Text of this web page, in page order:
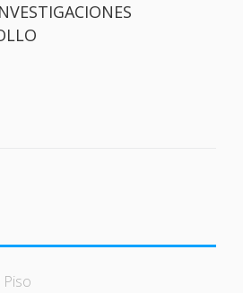
Piso